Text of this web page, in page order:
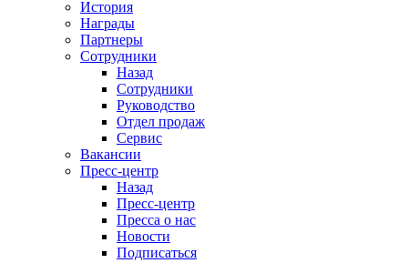
История
Награды
Партнеры
Сотрудники
Назад
Сотрудники
Руководство
Отдел продаж
Сервис
Вакансии
Пресс-центр
Назад
Пресс-центр
Пресса о нас
Новости
Подписаться